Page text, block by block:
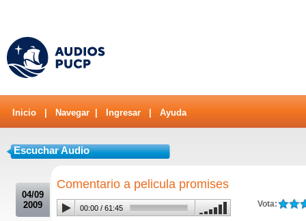
Inicio Navegar Ingresar Ayuda
Escuchar Audio
04/09
2009
Comentario a pelicula promises
Vota:
00:00 / 61:45